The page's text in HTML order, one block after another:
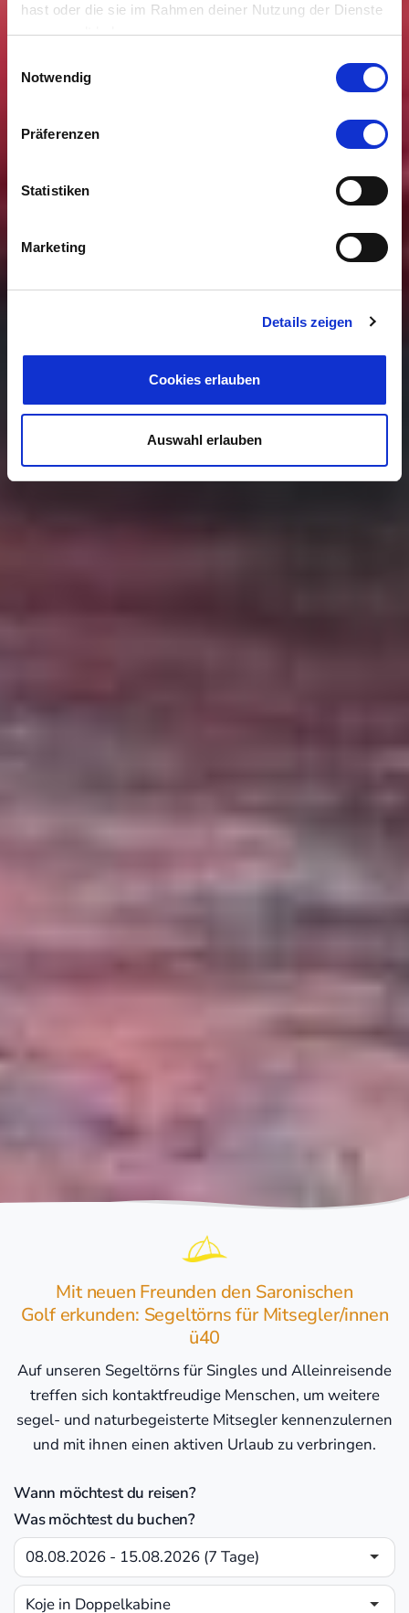
hast oder die sie im Rahmen deiner Nutzung der Dienste
gesammelt haben.
Notwendig
Präferenzen
Statistiken
Marketing
Details zeigen
Cookies erlauben
Auswahl erlauben
Mit neuen Freunden den Saronischen
Golf erkunden: Segeltörns für Mitsegler/innen
ü40
Auf unseren Segeltörns für Singles und Alleinreisende
treffen sich kontaktfreudige Menschen, um weitere
segel- und naturbegeisterte Mitsegler kennenzulernen
und mit ihnen einen aktiven Urlaub zu verbringen.
Wann möchtest du reisen?
Was möchtest du buchen?
08.08.2026 - 15.08.2026 (7 Tage)
Koje in Doppelkabine